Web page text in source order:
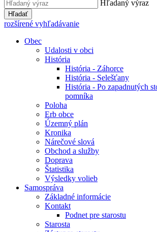
Hľadaný výraz
Hľadať
rozšírené vyhľadávanie
Obec
Udalosti v obci
História
História - Záhorce
História - Selešťany
História - Po zapadnutých
pomníka
Poloha
Erb obce
Územný plán
Kronika
Nárečové slová
Obchod a služby
Doprava
Štatistika
Výsledky volieb
Samospráva
Základné informácie
Kontakt
Podnet pre starostu
Starosta